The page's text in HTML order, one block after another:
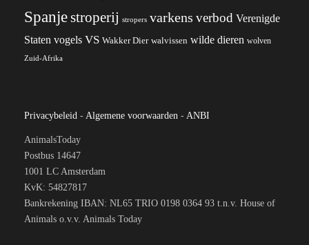
Spanjestroperij stropers varkens verbod Verenigde
Staten vogels VS Wakker Dier walvissen wilde dieren wolven
Zuid-Afrika
Privacybeleid - Algemene voorwaarden - ANBI
AnimalsToday
Postbus 14647
1001 LC Amsterdam
KvK: 54827817
Bankrekening IBAN: NL65 TRIO 0198 0364 93 t.n.v. House of
Animals o.v.v. Animals Today